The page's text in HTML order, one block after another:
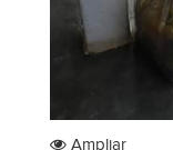
Ampliar